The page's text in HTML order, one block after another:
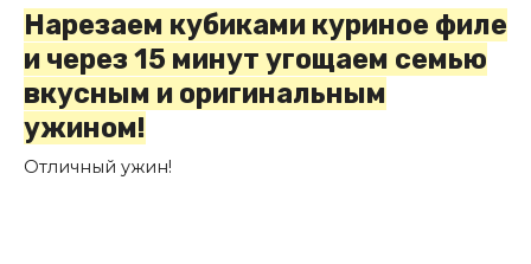
Нарезаем кубиками куриное филе
и через 15 минут угощаем семью
вкусным и оригинальным
ужином!
Отличный ужин!